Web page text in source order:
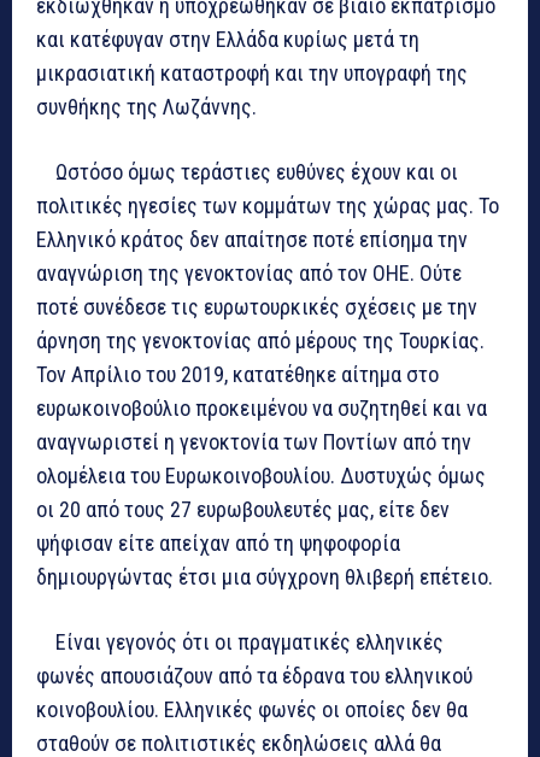
και κατέφυγαν στην Ελλάδα κυρίως μετά τη
μικρασιατική καταστροφή και την υπογραφή της
συνθήκης της Λωζάννης.
Ωστόσο όμως τεράστιες ευθύνες έχουν και οι
πολιτικές ηγεσίες των κομμάτων της χώρας μας. Το
Ελληνικό κράτος δεν απαίτησε ποτέ επίσημα την
αναγνώριση της γενοκτονίας από τον ΟΗΕ. Ούτε
ποτέ συνέδεσε τις ευρωτουρκικές σχέσεις με την
άρνηση της γενοκτονίας από μέρους της Τουρκίας.
Τον Απρίλιο του 2019, κατατέθηκε αίτημα στο
ευρωκοινοβούλιο προκειμένου να συζητηθεί και να
αναγνωριστεί η γενοκτονία των Ποντίων από την
ολομέλεια του Ευρωκοινοβουλίου. Δυστυχώς όμως
οι 20 από τους 27 ευρωβουλευτές μας, είτε δεν
ψήφισαν είτε απείχαν από τη ψηφοφορία
δημιουργώντας έτσι μια σύγχρονη θλιβερή επέτειο.
Είναι γεγονός ότι οι πραγματικές ελληνικές
φωνές απουσιάζουν από τα έδρανα του ελληνικού
κοινοβουλίου. Ελληνικές φωνές οι οποίες δεν θα
σταθούν σε πολιτιστικές εκδηλώσεις αλλά θα